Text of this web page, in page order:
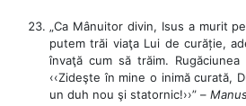
„Ca Mânuitor divin, Isus a murit
putem trăi viaţa Lui de curăție,
învaţă cum să trăim.
‹‹Zideşte în mine o inimă curată,
un duh nou şi statornic!››” –